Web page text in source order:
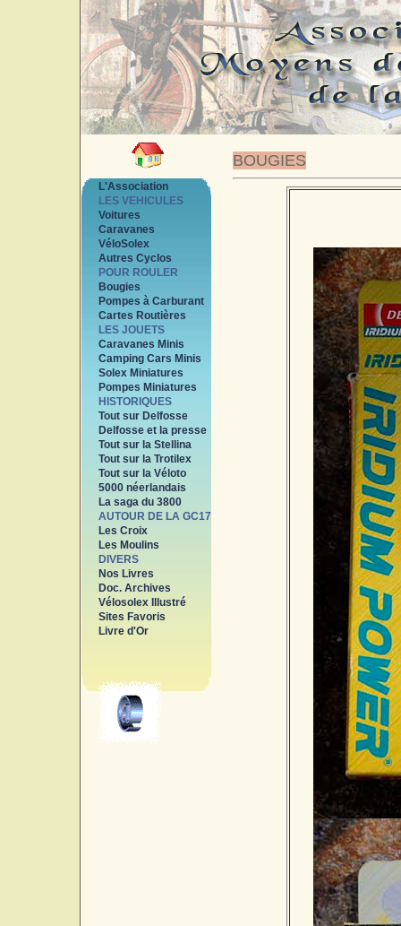
BOUGIES
L'Association
LES VEHICULES
Voitures
Caravanes
VéloSolex
Autres Cyclos
POUR ROULER
Bougies
Pompes à Carburant
Cartes Routières
LES JOUETS
Caravanes Minis
Camping Cars Minis
Solex Miniatures
Pompes Miniatures
HISTORIQUES
Tout sur Delfosse
Delfosse et la presse
Tout sur la Stellina
Tout sur la Trotilex
Tout sur la Véloto
5000 néerlandais
La saga du 3800
AUTOUR DE LA GC17
Les Croix
Les Moulins
DIVERS
Nos Livres
Doc. Archives
Vélosolex Illustré
Sites Favoris
Livre d'Or